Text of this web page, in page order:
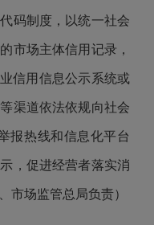
码制度，以统一社会
市场主体信用记录，
信用信息公示系统或
渠道依法依规向社会
报热线和信息化平台
，促进经营者落实消
市场监管总局负责）